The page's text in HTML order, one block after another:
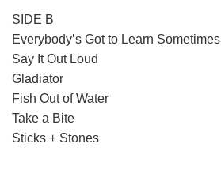
SIDE B
Everybody’s Got to Learn Sometimes
Say It Out Loud
Gladiator
Fish Out of Water
Take a Bite
Sticks + Stones